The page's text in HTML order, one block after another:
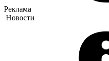
Реклама
Новости